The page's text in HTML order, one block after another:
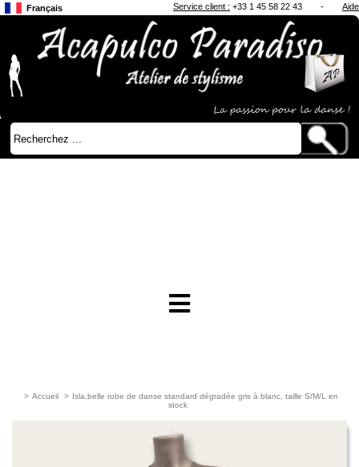
Français
Japonais
Service client : +33 1 45 58 22 43 - Aide
> Accueil > Isla,belle robe de danse standard dégradée gris à blanc, taille S/M/L en
stock